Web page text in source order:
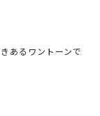
あるワントーンで